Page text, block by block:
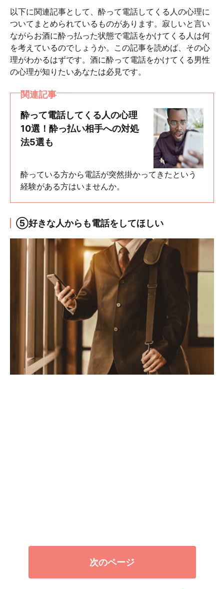
以下に関連記事として、酔って電話してくる人の心理に
ついてまとめられているものがあります。寂しいと言い
ながらお酒に酔っ払った状態で電話をかけてくる人は何
を考えているのでしょうか。この記事を読めば、その心
理がわかるはずです。酒に酔って電話をかけてくる男性
の心理が知りたいあなたは必見です。
関連記事
酔って電話してくる人の心理
10選！酔っ払い相手への対処
法5選も
酔っている方から電話が突然掛かってきたという
経験がある方はいませんか。
⑤好きな人からも電話をしてほしい
次のページ